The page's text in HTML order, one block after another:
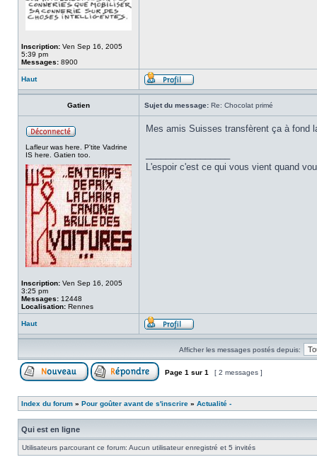
Inscription: Ven Sep 16, 2005
5:39 pm
Messages: 8900
Haut
Gatien Sujet du message: Re: Chocolat primé
Lafleur was here. P'tite Vadrine
IS here. Gatien too.
Inscription: Ven Sep 16, 2005
3:25 pm
Messages: 12448
Localisation: Rennes
Mes amis Suisses transfèrent ça à fond
L'espoir c'est ce qui vous vient quand
Haut
Afficher les messages postés depuis:
Page 1 sur 1 [ 2 messages ]
Index du forum » Pour goûter avant de s'inscrire » Actualité -
Qui est en ligne
Utilisateurs parcourant ce forum: Aucun utilisateur enregistré et 5 invités